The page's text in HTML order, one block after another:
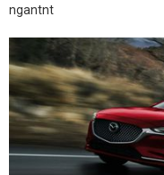
ngantnt